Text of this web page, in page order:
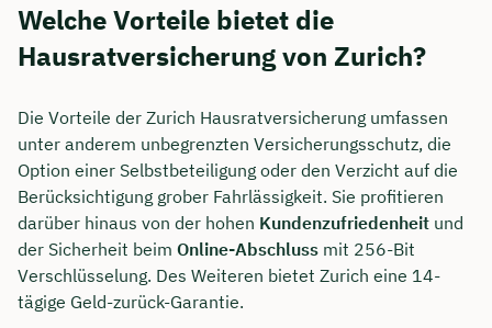
Welche Vorteile bietet die
Hausratversicherung von Zurich?
Die Vorteile der Zurich Hausratversicherung umfassen
unter anderem unbegrenzten Versicherungsschutz, die
Option einer Selbstbeteiligung oder den Verzicht auf die
Berücksichtigung grober Fahrlässigkeit. Sie profitieren
darüber hinaus von der hohen Kundenzufriedenheit und
der Sicherheit beim Online-Abschluss mit 256-Bit
Verschlüsselung. Des Weiteren bietet Zurich eine 14-
tägige Geld-zurück-Garantie.